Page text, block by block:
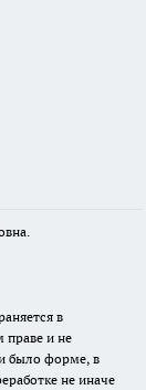
в
праве и не
было форме, в
не иначе